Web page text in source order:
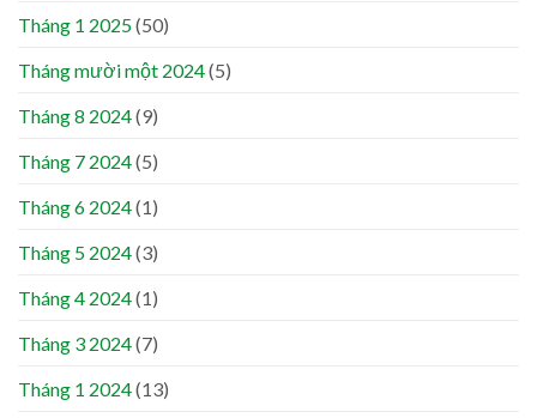
Tháng 1 2025(50)
Tháng mười một 2024(5)
Tháng 8 2024(9)
Tháng 7 2024(5)
Tháng 6 2024(1)
Tháng 5 2024(3)
Tháng 4 2024(1)
Tháng 3 2024(7)
Tháng 1 2024(13)